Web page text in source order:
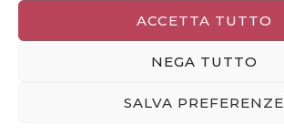
ACCETTA TUTTO
NEGA TUTTO
SALVA PREFERENZE
© Copyright 2026Viaggiolibera
. Powered byWordPress